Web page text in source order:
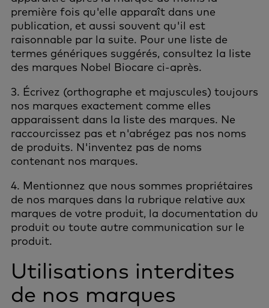
première fois qu'elle apparaît dans une
publication, et aussi souvent qu'il est
raisonnable par la suite. Pour une liste de
termes génériques suggérés, consultez la liste
des marques Nobel Biocare ci-après.
3. Écrivez (orthographe et majuscules) toujours
nos marques exactement comme elles
apparaissent dans la liste des marques. Ne
raccourcissez pas et n'abrégez pas nos noms
de produits. N'inventez pas de noms
contenant nos marques.
4. Mentionnez que nous sommes propriétaires
de nos marques dans la rubrique relative aux
marques de votre produit, la documentation du
produit ou toute autre communication sur le
produit.
Utilisations interdites
de nos marques